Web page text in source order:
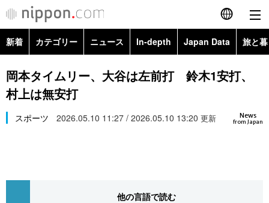
English
简体字
カテゴリー
経済・ビジネス
トップ
In-depth
新着 カテゴリー ニュース In-depth Japan Data 旅と
政治・外交
経済・ビジネス
Topics
岡本タイムリー、大谷は左前打 鈴木1安打、
村上は無安打
News
from Japan
スポーツ 2026.05.10 11:27 / 2026.05.10 13:20 更新
他の言語で読む